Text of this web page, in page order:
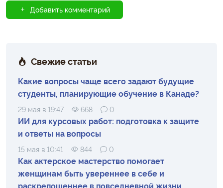
Добавить комментарий
Свежие статьи
Какие вопросы чаще всего задают будущие
студенты, планирующие обучение в Канаде?
29 мая в 19:47 668 0
ИИ для курсовых работ: подготовка к защите
и ответы на вопросы
15 мая в 10:41 844 0
Как актерское мастерство помогает
женщинам быть увереннее в себе и
раскрепощеннее в повседневной жизни